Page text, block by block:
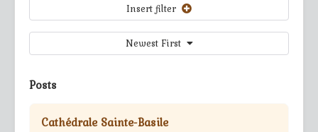
Insert filter
Newest First
Posts
Cathédrale Sainte-Basile